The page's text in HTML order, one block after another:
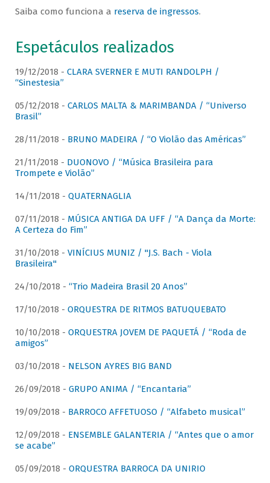
Saiba como funciona a reserva de ingressos.
Espetáculos realizados
19/12/2018 - CLARA SVERNER E MUTI RANDOLPH /
“Sinestesia”
05/12/2018 - CARLOS MALTA & MARIMBANDA / “Universo
Brasil”
28/11/2018 - BRUNO MADEIRA / “O Violão das Américas”
21/11/2018 - DUONOVO / “Música Brasileira para
Trompete e Violão”
14/11/2018 - QUATERNAGLIA
07/11/2018 - MÚSICA ANTIGA DA UFF / “A Dança da Morte:
A Certeza do Fim”
31/10/2018 - VINÍCIUS MUNIZ / "J.S. Bach - Viola
Brasileira"
24/10/2018 - “Trio Madeira Brasil 20 Anos”
17/10/2018 - ORQUESTRA DE RITMOS BATUQUEBATO
10/10/2018 - ORQUESTRA JOVEM DE PAQUETÁ / “Roda de
amigos”
03/10/2018 - NELSON AYRES BIG BAND
26/09/2018 - GRUPO ANIMA / “Encantaria”
19/09/2018 - BARROCO AFFETUOSO / “Alfabeto musical”
12/09/2018 - ENSEMBLE GALANTERIA / “Antes que o amor
se acabe”
05/09/2018 - ORQUESTRA BARROCA DA UNIRIO